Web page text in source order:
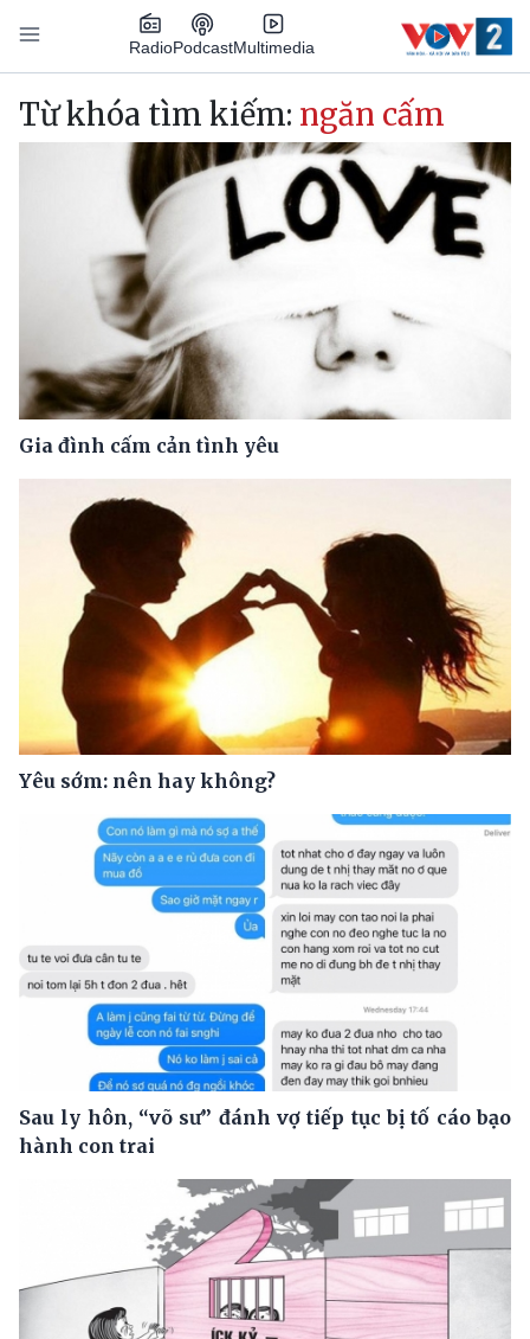
Nhảy đến nội dung
RadioPodcastMultimedia
Main navigation
Từ khóa tìm kiếm: ngăn cấm
Gia đình cấm cản tình yêu
Yêu sớm: nên hay không?
Sau ly hôn, “võ sư” đánh vợ tiếp tục bị tố cáo bạo
hành con trai